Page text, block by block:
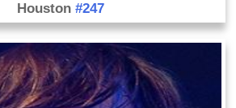
Houston #247